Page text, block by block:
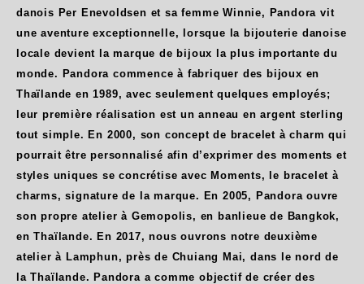
danois Per Enevoldsen et sa femme Winnie, Pandora vit
une aventure exceptionnelle, lorsque la bijouterie danoise
locale devient la marque de bijoux la plus importante du
monde. Pandora commence à fabriquer des bijoux en
Thaïlande en 1989, avec seulement quelques employés;
leur première réalisation est un anneau en argent sterling
tout simple. En 2000, son concept de bracelet à charm qui
pourrait être personnalisé afin d’exprimer des moments et
styles uniques se concrétise avec Moments, le bracelet à
charms, signature de la marque. En 2005, Pandora ouvre
son propre atelier à Gemopolis, en banlieue de Bangkok,
en Thaïlande. En 2017, nous ouvrons notre deuxième
atelier à Lamphun, près de Chuiang Mai, dans le nord de
la Thaïlande. Pandora a comme objectif de créer des